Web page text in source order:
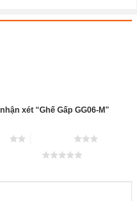
xét “Ghế Gấp GG06-M”